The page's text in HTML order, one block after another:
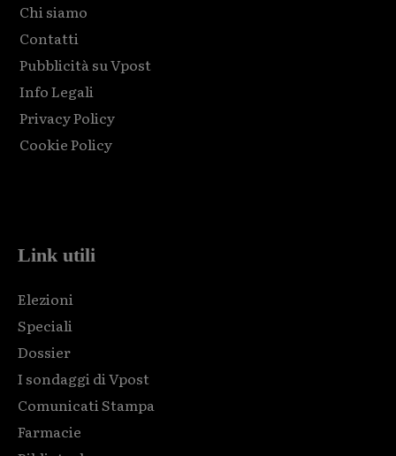
Chi siamo
Contatti
Pubblicità su Vpost
Info Legali
Privacy Policy
Cookie Policy
Link utili
Elezioni
Speciali
Dossier
I sondaggi di Vpost
Comunicati Stampa
Farmacie